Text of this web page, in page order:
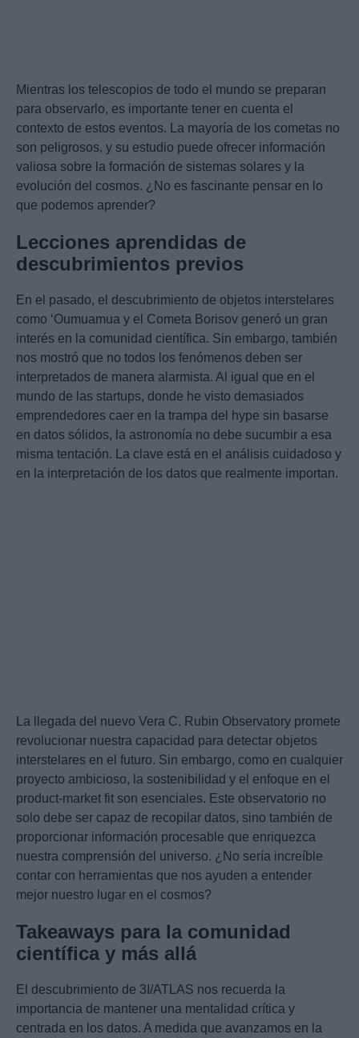
Mientras los telescopios de todo el mundo se preparan
para observarlo, es importante tener en cuenta el
contexto de estos eventos. La mayoría de los cometas no
son peligrosos, y su estudio puede ofrecer información
valiosa sobre la formación de sistemas solares y la
evolución del cosmos. ¿No es fascinante pensar en lo
que podemos aprender?
Lecciones aprendidas de
descubrimientos previos
En el pasado, el descubrimiento de objetos interstelares
como ‘Oumuamua y el Cometa Borisov generó un gran
interés en la comunidad científica. Sin embargo, también
nos mostró que no todos los fenómenos deben ser
interpretados de manera alarmista. Al igual que en el
mundo de las startups, donde he visto demasiados
emprendedores caer en la trampa del hype sin basarse
en datos sólidos, la astronomía no debe sucumbir a esa
misma tentación. La clave está en el análisis cuidadoso y
en la interpretación de los datos que realmente importan.
La llegada del nuevo Vera C. Rubin Observatory promete
revolucionar nuestra capacidad para detectar objetos
interstelares en el futuro. Sin embargo, como en cualquier
proyecto ambicioso, la sostenibilidad y el enfoque en el
product-market fit son esenciales. Este observatorio no
solo debe ser capaz de recopilar datos, sino también de
proporcionar información procesable que enriquezca
nuestra comprensión del universo. ¿No sería increíble
contar con herramientas que nos ayuden a entender
mejor nuestro lugar en el cosmos?
Takeaways para la comunidad
científica y más allá
El descubrimiento de 3I/ATLAS nos recuerda la
importancia de mantener una mentalidad crítica y
centrada en los datos. A medida que avanzamos en la